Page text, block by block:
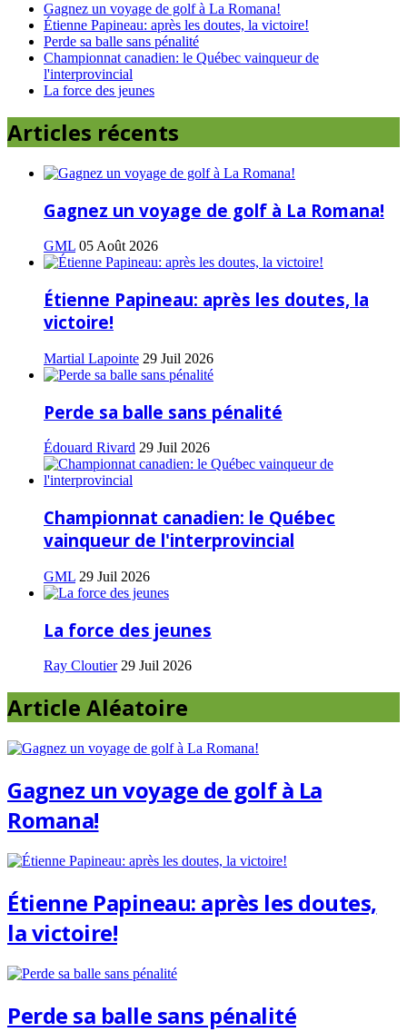
Gagnez un voyage de golf à La Romana!
Étienne Papineau: après les doutes, la victoire!
Perde sa balle sans pénalité
Championnat canadien: le Québec vainqueur de
l'interprovincial
La force des jeunes
Articles récents
Gagnez un voyage de golf à La Romana!
GML 05 Août 2026
Étienne Papineau: après les doutes, la
victoire!
Martial Lapointe 29 Juil 2026
Perde sa balle sans pénalité
Édouard Rivard 29 Juil 2026
Championnat canadien: le Québec
vainqueur de l'interprovincial
GML 29 Juil 2026
La force des jeunes
Ray Cloutier 29 Juil 2026
Article Aléatoire
Gagnez un voyage de golf à La
Romana!
Étienne Papineau: après les doutes,
la victoire!
Perde sa balle sans pénalité